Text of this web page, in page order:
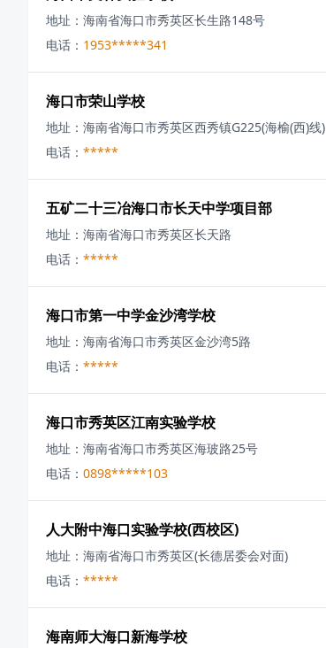
地址： 海南省海口市秀英区长生路148号
电话： 1953*****341
海口市荣山学校
地址： 海南省海口市秀英区西秀镇G225(海榆(西)线)
电话： *****
五矿二十三冶海口市长天中学项目部
地址： 海南省海口市秀英区长天路
电话： *****
海口市第一中学金沙湾学校
地址： 海南省海口市秀英区金沙湾5路
电话： *****
海口市秀英区江南实验学校
地址： 海南省海口市秀英区海玻路25号
电话： 0898*****103
人大附中海口实验学校(西校区)
地址： 海南省海口市秀英区(长德居委会对面)
电话： *****
海南师大海口新海学校